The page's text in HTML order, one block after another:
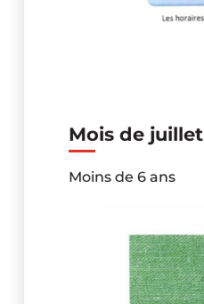
Mois de juillet
Moins de 6 ans